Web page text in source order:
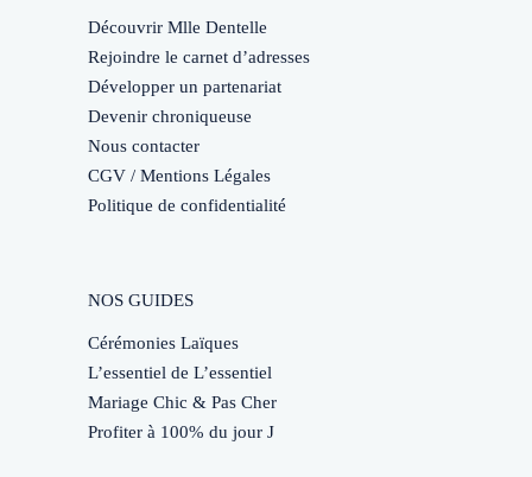
Découvrir Mlle Dentelle
Rejoindre le carnet d’adresses
Développer un partenariat
Devenir chroniqueuse
Nous contacter
CGV / Mentions Légales
Politique de confidentialité
NOS GUIDES
Cérémonies Laïques
L’essentiel de L’essentiel
Mariage Chic & Pas Cher
Profiter à 100% du jour J